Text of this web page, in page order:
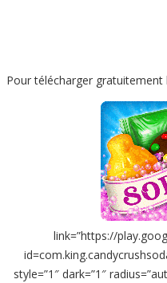
Pour télécharger gratuitement
link=”https://
style=”1″ dark=”1″